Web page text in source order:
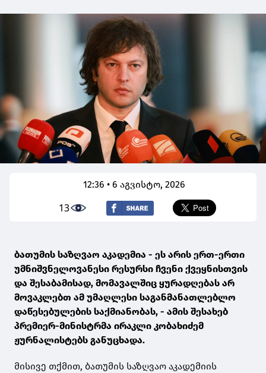
12:36 • 6 აგვისტო, 2026
13
ბათუმის საზღვაო აკადემია - ეს არის ერთ-ერთი
უმნიშვნელოვანესი რესურსი ჩვენი ქვეყნისთვის
და შესაბამისად, მომავალშიც ყურადღებას არ
მოვაკლებთ ამ უმაღლესი საგანმანათლებლო
დაწესებულების საქმიანობას, - ამის შესახებ
პრემიერ-მინისტრმა ირაკლი კობახიძემ
ჟურნალისტებს განუცხადა.
მისივე თქმით, ბათუმის საზღვაო აკადემიის